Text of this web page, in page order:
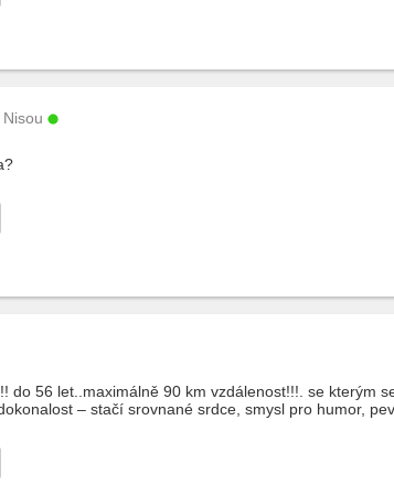
do 56 let..maximálně 90 km vzdálenost!!!. se kterým
– stačí srovnané srdce, smysl pro humor,